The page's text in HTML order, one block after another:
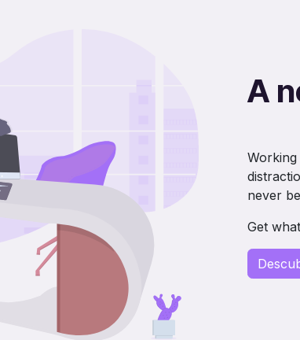
A
never
Get